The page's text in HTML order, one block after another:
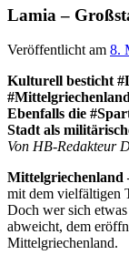
Lamia –
Veröffentlicht am 8.
Kulturell besticht
Ebenfalls die
Stadt als
Von HB-Redakteur
Mittelgriechenland
mit dem vielfältigen
Doch wer sich
abweicht, dem
Mittelgriechenland.